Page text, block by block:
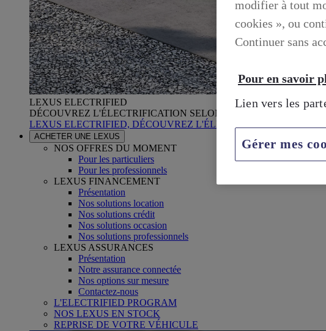
LEXUS ELECTRIFIED
DÉCOUVREZ L'ÉLECTRIFICATION SELON LEXUS
LEXUS ELECTRIFIED, DÉCOUVREZ L'ÉLECTRIFICATION SELON
ACHETER UNE LEXUS
NOS OFFRES DU MOMENT
Pour les particuliers
Pour les professionnels
LEXUS FINANCEMENT
Présentation
Nos solutions location
Nos solutions crédit
Nos solutions occasion
Nos solutions professionnels
LEXUS ASSURANCES
Présentation
Notre assurance connectée
Nos options sur mesure
Contactez-nous
L'ELECTRIFIED PROGRAM
NOS LEXUS EN STOCK
REPRISE DE VOTRE VÉHICULE
modifier à tout
cookies », ou
Continuer sans
Pour en savoir
Lien vers les
Gérer mes